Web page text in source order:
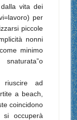
vita dei
per
piccole
nonni
minimo
ad
a beach,
coincidono
occuperà